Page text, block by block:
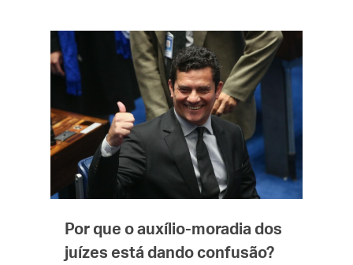
Por que o auxílio-moradia dos
juízes está dando confusão?
Me Explica ?
Notícias
Newsletter
Contatos